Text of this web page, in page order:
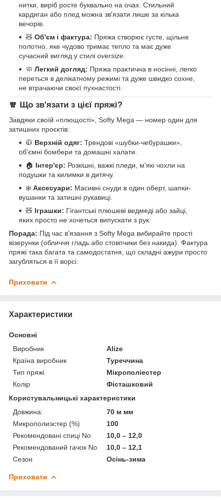
нитки, виріб росте буквально на очах. Стильний
кардиган або плед можна зв'язати лише за кілька
вечорів.
🧸 Об'єм і фактура: Пряжа створює густе, щільне
полотно, яке чудово тримає тепло та має дуже
сучасний вигляд у стилі oversize
🧼 Легкий догляд: Пряжа практична в носінні, легко
переться в делікатному режимі та дуже швидко сохне,
не втрачаючи своєї пухнастості.
🧣 Що зв'язати з цієї пряжі?
Завдяки своїй «плющості», Softy Mega — номер один для
затишних проєктів:
🧥 Верхній одяг: Трендові «шубки-чебурашки»,
об'ємні бомбери та домашні халати.
🏠 Інтер'єр: Розкішні, важкі пледи, м'які чохли на
подушки та килимки в дитячу.
❄️ Аксесуари: Масивні снуди в один оберт, шапки-
вушанки та затишні рукавиці.
🧸 Іграшки: Гігантські плюшеві ведмеді або зайці,
яких просто не хочеться випускати з рук.
Порада: Під час в'язання з Softy Mega вибирайте прості
візерунки (обличчя гладь або стовпчики без накида). Фактура
пряжі така багата та самодостатня, що складні ажури просто
загубляться в її ворсі.
Приховати
Характеристики
Основні
Виробник
Alize
Країна виробник
Туреччина
Тип пряжі
Мікрополіестер
Колір
Фісташковий
Користувальницькі характеристики
Довжина:
70 м мм
Микрополиэстер (%)
100
Рекомендовані спиці No
10,0 – 12,0
Рекомендований гачок No
10,0 – 12,1
Сезон
Осінь-зима
Приховати